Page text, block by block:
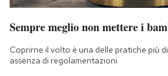
Sempre meglio non mettere i
Coprirne il volto è una delle pratiche più
assenza di regolamentazioni